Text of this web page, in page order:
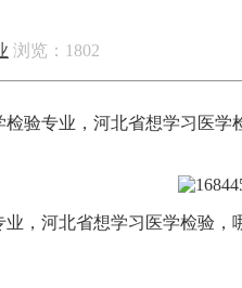
浏览：1802
验专业，河北省想学习医
，河北省想学习医学检验，